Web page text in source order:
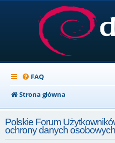
FAQ
Strona główna
Polskie Forum
ochrony danych osobowych